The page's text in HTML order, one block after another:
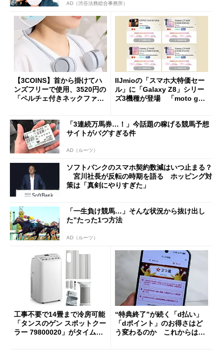
AD（渋谷法務総合事務所）
【3COINS】首から掛けてハ
ンズフリーで使用、3520円の
「ペルチェ付きネックファ
IIJmioの「スマホ大特価セー
ル」に「Galaxy Z8」シリー
ズ3機種が登場 「moto g37
「3連続万馬券…！」今話題の稼げる競馬予想
サイトがバグすぎる件
AD（ルーツ）
ソフトバンクのスマホ契約数減はいつ止まる？
宮川社長が反転の時期を語る ホッピング対
策は「真剣にやりすぎた」
「一生負け競馬…」そんな状況から抜け出し
た”たった1つ方法
AD（ルーツ）
工事不要で14畳まで冷房可能
「タンスのゲン スポットクー
ラー 79800020」がタイムセ
“特典終了”が続く「d払い」
「dポイント」のお得さはど
う変わるのか これからは